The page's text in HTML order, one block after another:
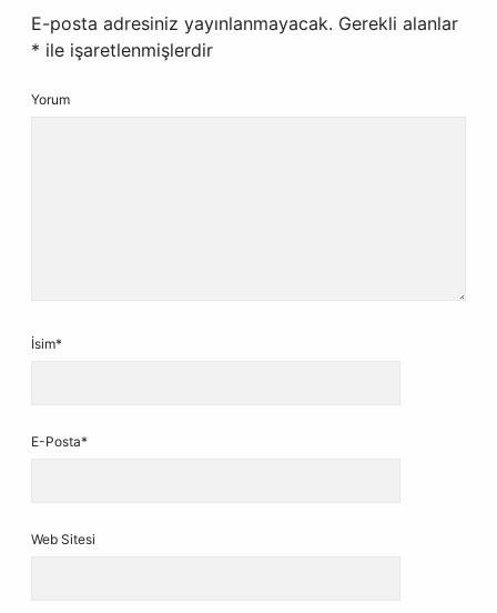
E-posta adresiniz yayınlanmayacak. Gerekli alanlar
* ile işaretlenmişlerdir
Yorum
İsim*
E-Posta*
Web Sitesi